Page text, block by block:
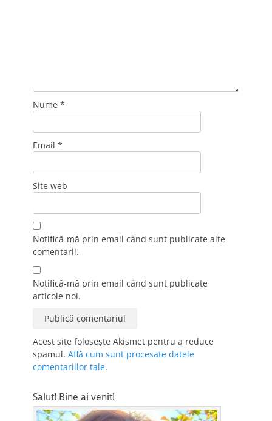
Nume *
Email *
Site web
Notifică-mă prin email când sunt publicate alte
comentarii.
Notifică-mă prin email când sunt publicate
articole noi.
Acest site folosește Akismet pentru a reduce
spamul. Află cum sunt procesate datele
comentariilor tale.
Salut! Bine ai venit!